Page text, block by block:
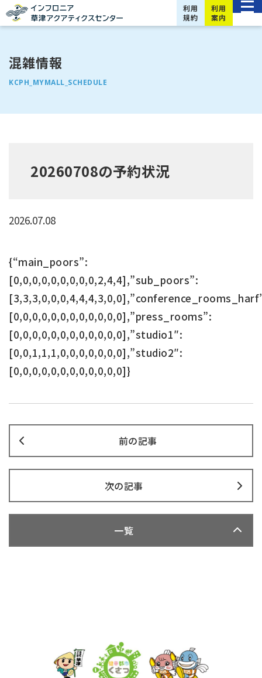
利用
規約
利用
案内
KCPH_MYMALL_SCHEDULE
混雑情報
20260708の予約状況
2026.07.08
{“main_poors”:
[0,0,0,0,0,0,0,0,0,2,4,4],”sub_poors”:
[0,0,0,0,0,0,0,0,0,0,0,0],”press_rooms”:
[0,0,0,0,0,0,0,0,0,0,0,0],”studio1″:
[0,0,1,1,1,0,0,0,0,0,0,0],”studio2″:
[0,0,0,0,0,0,0,0,0,0,0,0]}
前の記事
次の記事
一覧